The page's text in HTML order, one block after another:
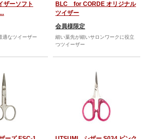
ーソフト
適なツイーザー
BLC for CORDE オリジナル
ツイザー
会員様限定
細い葉先が細いサロンワークに役立
つツイーザー